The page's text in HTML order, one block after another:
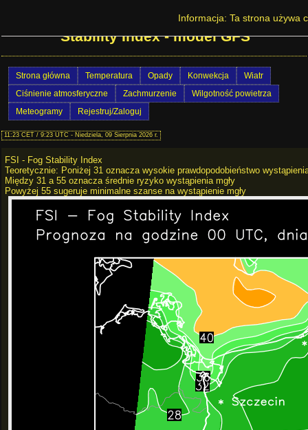
Prognoza pogody w Polsce - FSI - Fog
Stability Index - model GFS
Strona główna Temperatura Opady Konwekcja
Wiatr
Ciśnienie atmosferyczne
Zachmurzenie
Wilgotność powietrza
Meteogramy
Rejestruj/Zaloguj
11:23 CET / 9:23 UTC - Niedziela, 09 Sierpnia 2026 r.
FSI - Fog Stability Index
Teoretycznie: Poniżej 31 oznacza wysokie prawdopodobieństwo
Między 31 a 55 oznacza średnie ryzyko wystąpienia mgły
Powyżej 55 sugeruje minimalne szanse na wystąpienie mgły
Informacja: Ta strona używa